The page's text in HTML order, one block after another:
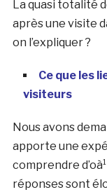
La quasi totalité
après une visite
on l’expliquer ?
Ce que les
visiteurs
Nous avons
apporte une
comprendre
réponses sont